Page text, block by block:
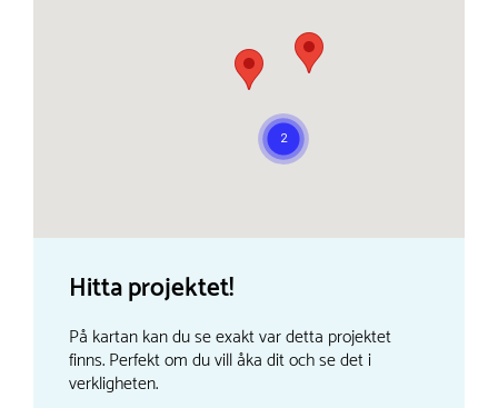
Hitta projektet!
På kartan kan du se exakt var detta projektet
finns. Perfekt om du vill åka dit och se det i
verkligheten.